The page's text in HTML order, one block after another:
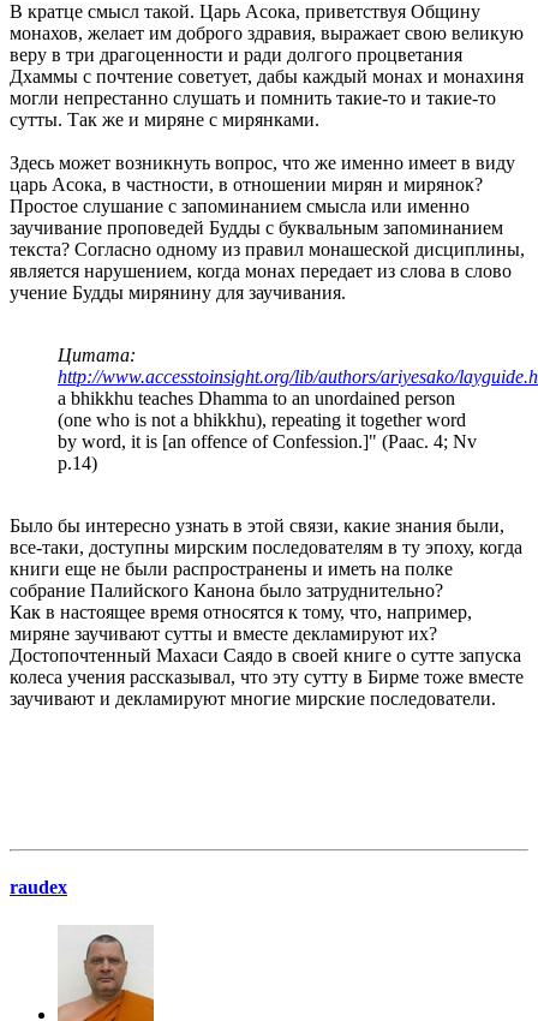
В кратце смысл такой. Царь Асока, приветствуя Общину
монахов, желает им доброго здравия, выражает свою великую
веру в три драгоценности и ради долгого процветания
Дхаммы с почтение советует, дабы каждый монах и монахиня
могли непрестанно слушать и помнить такие-то и такие-то
сутты. Так же и миряне с мирянками.
Здесь может возникнуть вопрос, что же именно имеет в виду
царь Асока, в частности, в отношении мирян и мирянок?
Простое слушание с запоминанием смысла или именно
заучивание проповедей Будды с буквальным запоминанием
текста? Согласно одному из правил монашеской дисциплины,
является нарушением, когда монах передает из слова в слово
учение Будды мирянину для заучивания.
Цитата:
http://www.accesstoinsight.org/lib/authors/ariyesako/
a bhikkhu teaches Dhamma to an unordained person
(one who is not a bhikkhu), repeating it together word
by word, it is [an offence of Confession.]" (Paac. 4; Nv
p.14)
Было бы интересно узнать в этой связи, какие знания были,
все-таки, доступны мирским последователям в ту эпоху, когда
книги еще не были распространены и иметь на полке
собрание Палийского Канона было затруднительно?
Как в настоящее время относятся к тому, что, например,
миряне заучивают сутты и вместе декламируют их?
Достопочтенный Махаси Саядо в своей книге о сутте запуска
колеса учения рассказывал, что эту сутту в Бирме тоже вместе
заучивают и декламируют многие мирские последователи.
raudex